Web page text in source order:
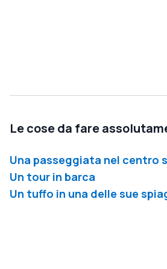
Le cose da fare
Una passeggiata nel centro
Un tour in barca
Un tuffo in una delle sue